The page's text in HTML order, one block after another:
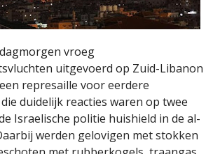
vroeg
uitgevoerd op Zuid-Libanon
represaille voor eerdere
duidelijk reacties waren op twee
Israelische politie huishield in de al-
werden gelovigen met stokken